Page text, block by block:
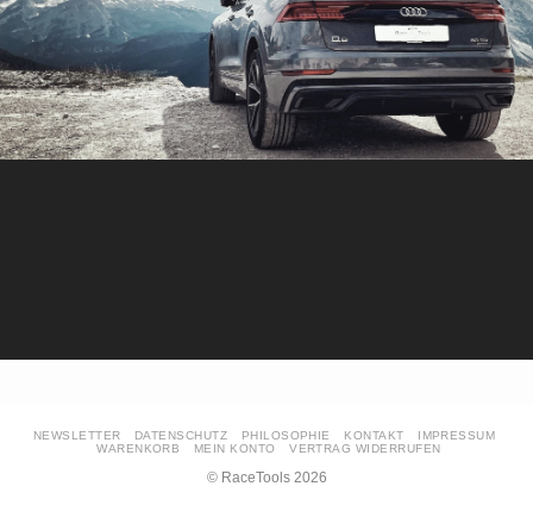
NEWSLETTER DATENSCHUTZ PHILOSOPHIE KONTAKT
IMPRESSUM
WARENKORB
MEIN KONTO VERTRAG WIDERRUFEN
© RaceTools 2026